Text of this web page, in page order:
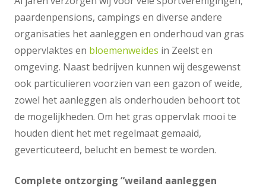
paardenpensions, campings en diverse andere
organisaties het aanleggen en onderhoud van gras
oppervlaktes en bloemenweides in Zeelst en
omgeving. Naast bedrijven kunnen wij desgewenst
ook particulieren voorzien van een gazon of weide,
zowel het aanleggen als onderhouden behoort tot
de mogelijkheden. Om het gras oppervlak mooi te
houden dient het met regelmaat gemaaid,
geverticuteerd, belucht en bemest te worden.
Complete ontzorging “weiland aanleggen